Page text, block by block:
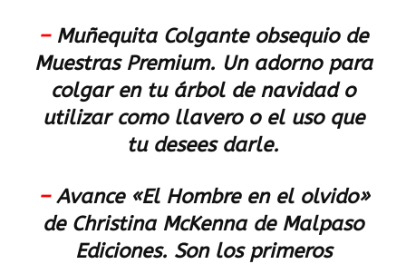
– Muñequita Colgante obsequio de
Muestras Premium. Un adorno para
colgar en tu árbol de navidad o
utilizar como llavero o el uso que
tu desees darle.
– Avance «El Hombre en el olvido»
de Christina McKenna de Malpaso
Ediciones. Son los primeros